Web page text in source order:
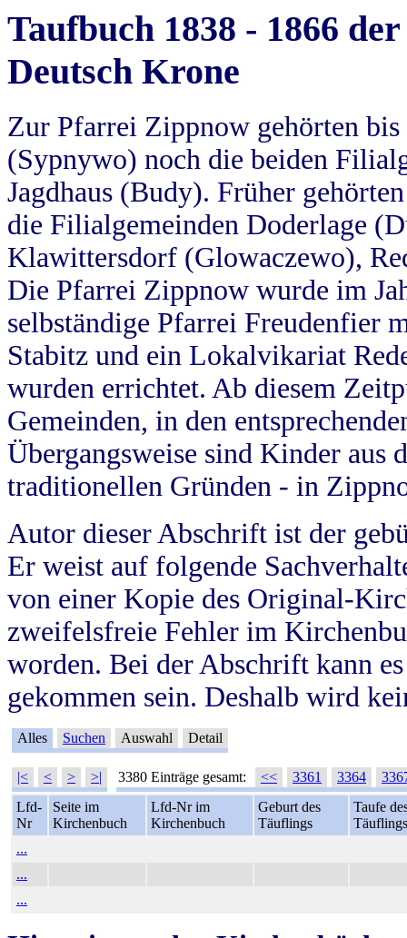
Taufbuch 1838 - 1866
Deutsch Krone
Zur Pfarrei Zippnow gehörten
(Sypnywo) noch die beiden
Jagdhaus (Budy). Früher
die Filialgemeinden Doderlage
Klawittersdorf (Glowaczewo),
Die Pfarrei Zippnow wurde im
selbständige Pfarrei Freudenfier
Stabitz und ein Lokalvikariat
wurden errichtet. Ab diesem
Gemeinden, in den
Übergangsweise sind Kinder aus
traditionellen Gründen - in
Autor dieser Abschrift ist der
Er weist auf folgende
von einer Kopie des Original-
zweifelsfreie Fehler im
worden. Bei der Abschrift kann
gekommen sein. Deshalb wird
Alles Suchen Auswahl Detail
|< < > >| 3380 Einträge gesamt: << 3361 3364
Lfd-
Nr
Seite im
Kirchenbuch
Lfd-Nr im
Kirchenbuch
Geburt des
Täuflings
Taufe
Täuflings
...
...
...